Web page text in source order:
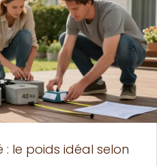
le poids idéal selon